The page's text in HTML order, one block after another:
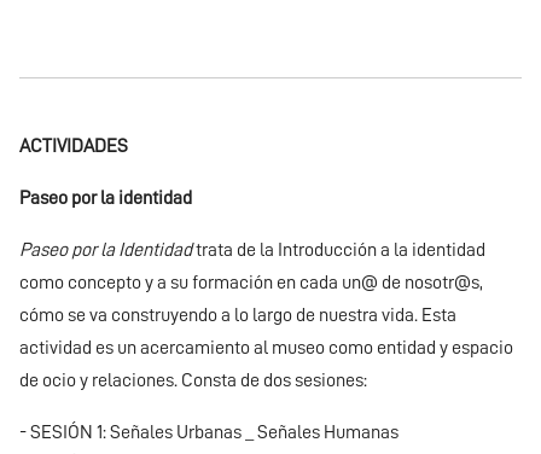
ACTIVIDADES
Paseo por la identidad
Paseo por la Identidadtrata de la Introducción a la identidad
como concepto y a su formación en cada un@ de nosotr@s,
cómo se va construyendo a lo largo de nuestra vida. Esta
actividad es un acercamiento al museo como entidad y espacio
de ocio y relaciones. Consta de dos sesiones:
- SESIÓN 1: Señales Urbanas _ Señales Humanas